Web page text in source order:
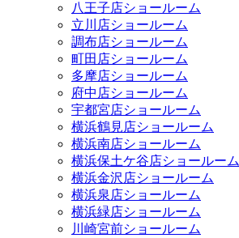
八王子店ショールーム
立川店ショールーム
調布店ショールーム
町田店ショールーム
多摩店ショールーム
府中店ショールーム
宇都宮店ショールーム
横浜鶴見店ショールーム
横浜南店ショールーム
横浜保土ケ谷店ショールーム
横浜金沢店ショールーム
横浜泉店ショールーム
横浜緑店ショールーム
川崎宮前ショールーム